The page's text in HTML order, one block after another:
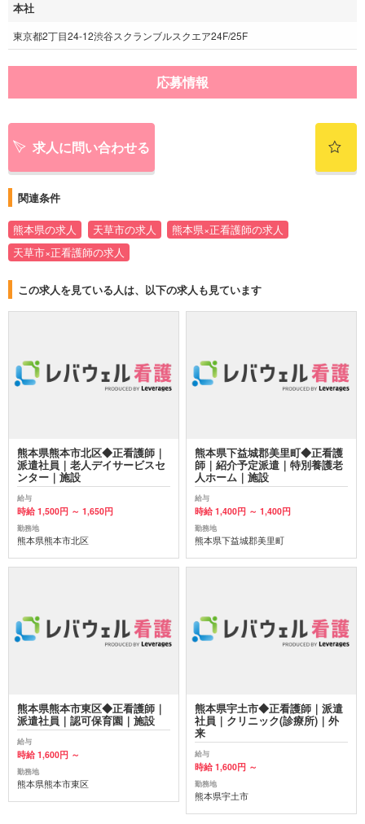
本社
東京都2丁目24-12渋谷スクランブルスクエア24F/25F
応募情報
求人に問い合わせる
関連条件
熊本県の求人 天草市の求人
熊本県×正看護師の求人
天草市×正看護師の求人
この求人を見ている人は、以下の求人も見ています
熊本県熊本市北区◆正看護師｜
派遣社員｜老人デイサービスセ
ンター｜施設
給与
時給 1,500円 ～ 1,650円
勤務地
熊本県熊本市北区
熊本県下益城郡美里町◆正看護
師｜紹介予定派遣｜特別養護老
人ホーム｜施設
給与
時給 1,400円 ～ 1,400円
勤務地
熊本県下益城郡美里町
熊本県熊本市東区◆正看護師｜
派遣社員｜認可保育園｜施設
給与
時給 1,600円 ～
勤務地
熊本県熊本市東区
熊本県宇土市◆正看護師｜派遣
社員｜クリニック(診療所)｜外
来
給与
時給 1,600円 ～
勤務地
熊本県宇土市